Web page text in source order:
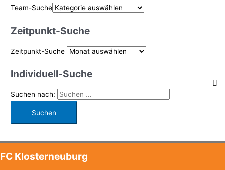
Team-Suche
Zeitpunkt-Suche
Zeitpunkt-Suche
Individuell-Suche
Suchen nach:
FC Klosterneuburg